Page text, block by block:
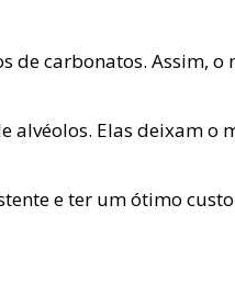
carbonatos. Assim, o
alvéolos. Elas deixam
e ter um ótimo